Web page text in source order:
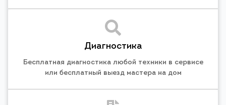
Диагностика
Бесплатная диагностика любой техники в сервисе
или бесплатный выезд мастера на дом